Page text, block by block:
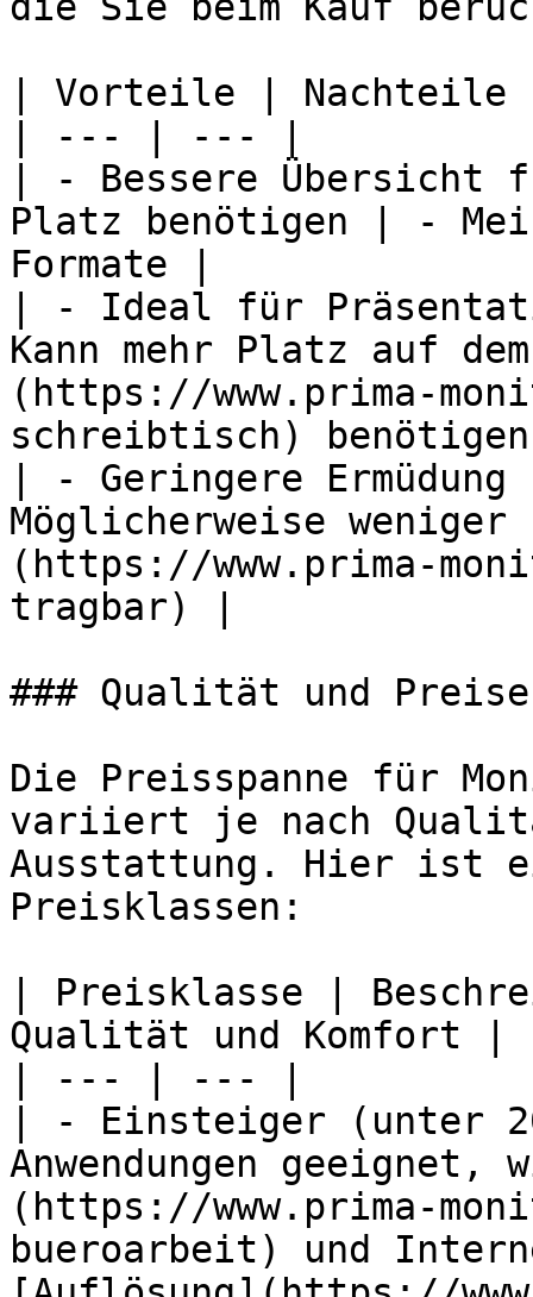
| Vorteile | Nachteile
| --- | --- |
| - Bessere Übersicht
Platz benötigen | -
Formate |
| - Ideal für
Kann mehr Platz auf
(https://www.prima-
schreibtisch)
| - Geringere
Möglicherweise
(https://www.prima-
tragbar) |
### Qualität und
Die Preisspanne für
variiert je nach
Ausstattung. Hier ist
Preisklassen:
| Preisklasse |
Qualität und Komfort |
| --- | --- |
| - Einsteiger (unter
Anwendungen
(https://www.prima-
bueroarbeit) und